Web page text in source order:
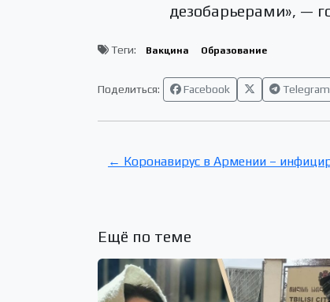
дезобарьерами», —
Теги: Вакцина Образование
Поделиться: Facebook Telegram
← Коронавирус в Армении –
Ещё по теме